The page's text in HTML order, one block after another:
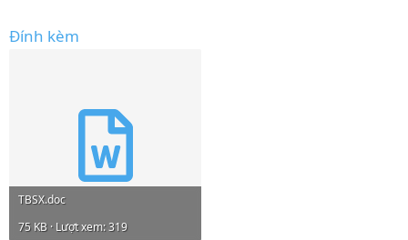
Đính kèm
TBSX.doc
75 KB · Lượt xem: 319